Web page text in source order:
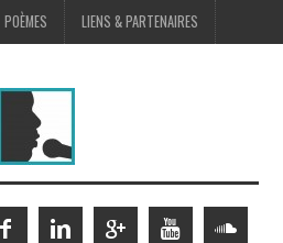
POÈMES LIENS & PARTENAIRES